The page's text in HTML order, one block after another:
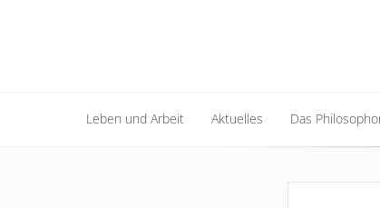
Leben und Arbeit Aktuelles Das